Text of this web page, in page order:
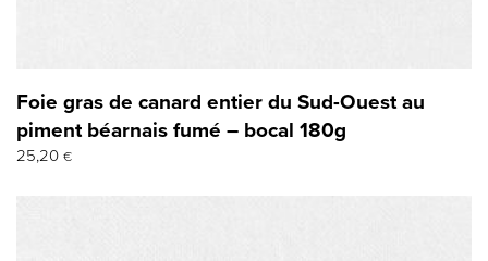
Foie gras de canard entier du Sud-Ouest au
piment béarnais fumé – bocal 180g
25,20 €